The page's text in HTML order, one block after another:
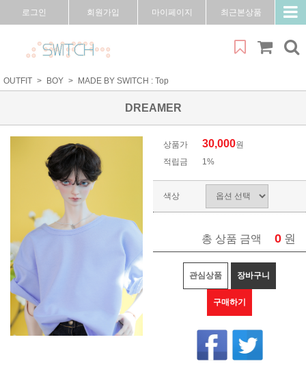
로그인 회원가입 마이페이지 최근본상품
OUTFIT BOY MADE BY SWITCH : Top
DREAMER
상품가 30,000원
적립금
1%
색상
총 상품 금액 0 원
관심상품 장바구니
구매하기